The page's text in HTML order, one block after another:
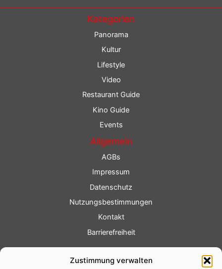
Zustimmung verwalten
Kategorien
Panorama
Kultur
Lifestyle
Video
Restaurant Guide
Kino Guide
Events
Allgemein
AGBs
Impressum
Datenschutz
Nutzungsbestimmungen
Kontakt
Barrierefreiheit